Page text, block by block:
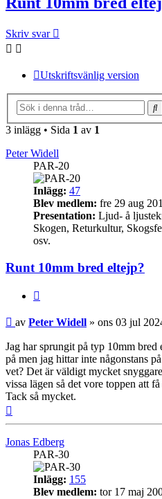
Skriv svar
Utskriftsvänlig version
3 inlägg • Sida 1 av 1
Peter Widell
PAR-20
Inlägg: 47
Blev medlem: fre 29 aug
Presentation: Ljud- å
Skogen, Returkultur,
osv.
Runt 10mm bred eltejp?
Inlägg
av Peter Widell » ons 03 jul
Jag har sprungit på typ 10mm bred
på men jag hittar inte någonstans
vet? Det är väldigt mycket
vissa lägen så det vore toppen att få
Tack så mycket.
Jonas Edberg
PAR-30
Inlägg: 155
Blev medlem: tor 17 maj